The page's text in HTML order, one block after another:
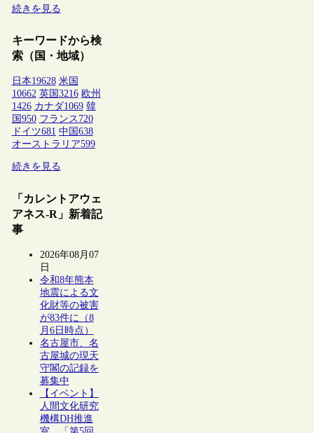
続きを見る
キーワードから検
索（国・地域）
日本19628 米国
10662 英国 3216 欧州
1426 カナダ1069 韓
国 950 フランス 720
ドイツ681 中国 638
オーストラリア599
続きを見る
「カレントアウェ
アネス-R」新着記
事
2026年08月07
日
令和8年熊本
地震による文
化財等の被害
が83件に（8
月6日時点）
名古屋市、名
古屋城の現天
守閣の記録を
募集中
【イベント】
人間文化研究
機構DH推進